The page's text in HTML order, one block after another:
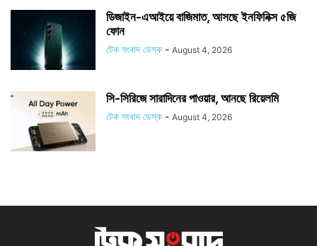
ডিজাইন-এআইয়ে বাজিমাত, আসছে ইনফিনিক্স ৫জি
ফোন
টেক সংবাদ ডেস্ক - August 4, 2026
সি-সিরিজে সারাদিনের পাওয়ার, আনছে রিয়েলমি
টেক সংবাদ ডেস্ক - August 4, 2026